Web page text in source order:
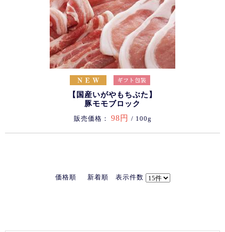
【国産いがやもちぶた】
豚モモブロック
販売価格： 98円 / 100g
価格順 新着順 表示件数